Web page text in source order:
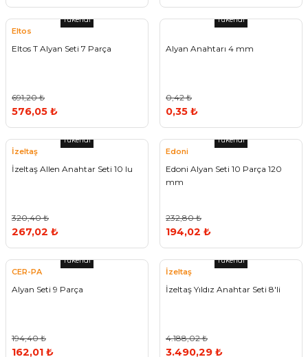
Tükendi
Eltos
Eltos T Alyan Seti 7 Parça
691,20 ₺
576,05 ₺
Tükendi
Alyan Anahtarı 4 mm
0,42 ₺
0,35 ₺
Tükendi
İzeltaş
İzeltaş Allen Anahtar Seti 10 lu
320,40 ₺
267,02 ₺
Tükendi
Edoni
Edoni Alyan Seti 10 Parça 120
mm
232,80 ₺
194,02 ₺
Tükendi
CER-PA
Alyan Seti 9 Parça
194,40 ₺
162,01 ₺
Tükendi
İzeltaş
İzeltaş Yıldız Anahtar Seti 8'li
4.188,02 ₺
3.490,29 ₺